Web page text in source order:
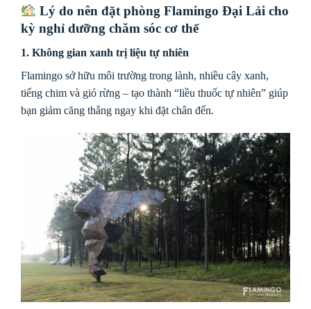
Lý do nên đặt phòng Flamingo Đại Lải cho
kỳ nghỉ dưỡng chăm sóc cơ thể
1. Không gian xanh trị liệu tự nhiên
Flamingo sở hữu môi trường trong lành, nhiều cây xanh,
tiếng chim và gió rừng – tạo thành “liều thuốc tự nhiên” giúp
bạn giảm căng thẳng ngay khi đặt chân đến.